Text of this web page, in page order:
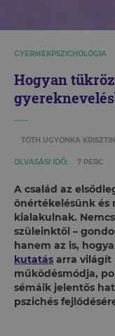
GYERMEKPSZICHOLÓGIA
Hogyan
TÓTH UGYONKA
OLVASÁSI IDŐ: 7 PERC
A család az
önértékelésünk és
kialakulnak.
szüleinktől –
hanem az is,
kutatás arra világít
működésmódja,
sémáik jelentős
pszichés